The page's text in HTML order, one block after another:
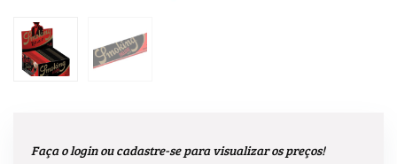
Faça o login ou cadastre-se para visualizar os preços!